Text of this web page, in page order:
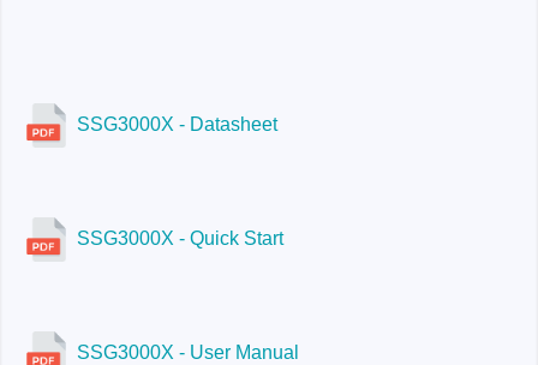
SSG3000X - Datasheet
SSG3000X - Quick Start
SSG3000X - User Manual